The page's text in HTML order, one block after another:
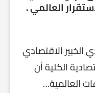
العالمي .
الخبير الاقتصادي
الكلية أن
العالمية…